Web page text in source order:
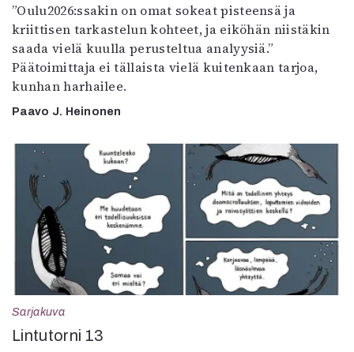
”Oulu2026:ssakin on omat sokeat pisteensä ja
kriittisen tarkastelun kohteet, ja eiköhän niistäkin
saada vielä kuulla perusteltua analyysiä.”
Päätoimittaja ei tällaista vielä kuitenkaan tarjoa,
kunhan harhailee.
Paavo J. Heinonen
Sarjakuva
Lintutorni 13